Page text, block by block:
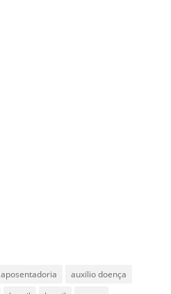
aposentadoria
auxilio doença